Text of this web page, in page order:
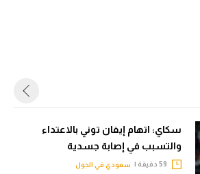
سكاي: اتهام إيفان توني بالاعتداء
والتسبب في إصابة جسدية
سعودي في الجول